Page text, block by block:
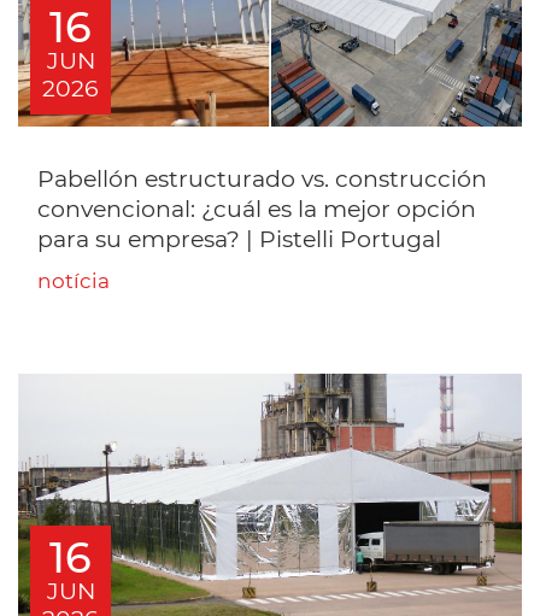
16
JUN
2026
Pabellón estructurado vs. construcción
convencional: ¿cuál es la mejor opción
para su empresa? | Pistelli Portugal
notícia
16
JUN